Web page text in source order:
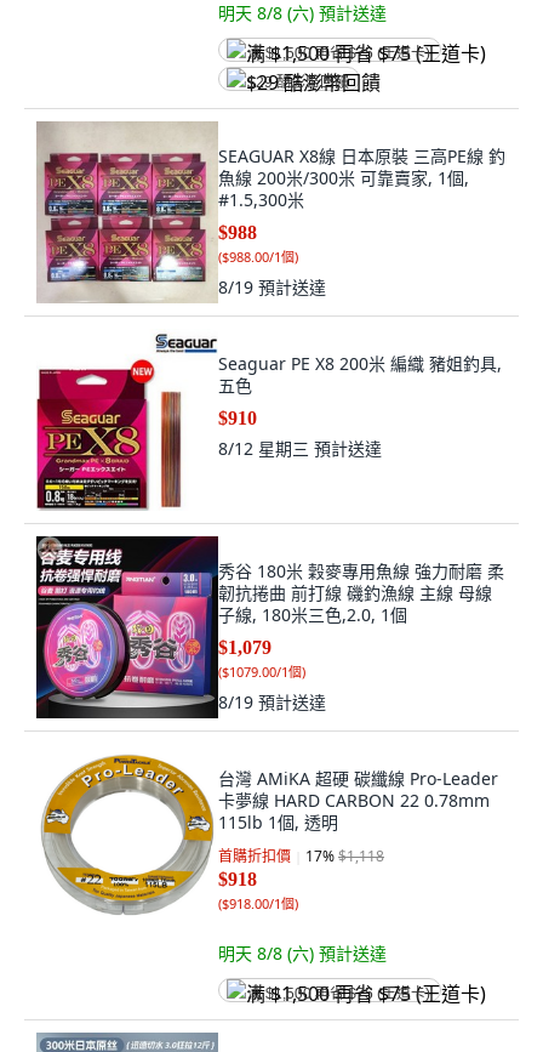
明天 8/8 (六) 預計送達
满 $1,500 再省 $75 (王道卡)
$29 酷澎幣回饋
SEAGUAR X8線 日本原裝 三高PE線 釣
魚線 200米/300米 可靠賣家, 1個,
#1.5,300米
$988
($988.00/1個)
8/19 預計送達
Seaguar PE X8 200米 編織 豬姐釣具,
五色
$910
8/12 星期三 預計送達
秀谷 180米 穀麥專用魚線 強力耐磨 柔
韌抗捲曲 前打線 磯釣漁線 主線 母線
子線, 180米三色,2.0, 1個
$1,079
($1079.00/1個)
8/19 預計送達
台灣 AMiKA 超硬 碳纖線 Pro-Leader
卡夢線 HARD CARBON 22 0.78mm
115lb 1個, 透明
首購折扣價 17%$1,118
$918
($918.00/1個)
明天 8/8 (六) 預計送達
满 $1,500 再省 $75 (王道卡)